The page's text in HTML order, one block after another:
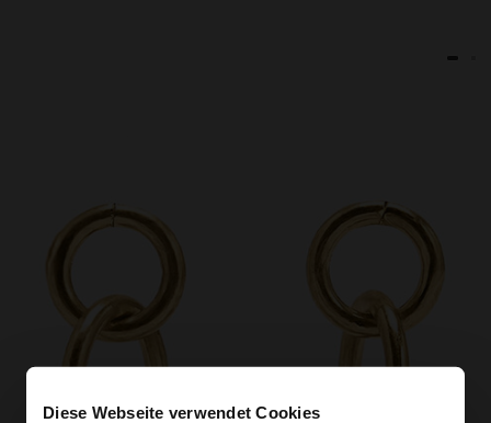
Diese Webseite verwendet Cookies